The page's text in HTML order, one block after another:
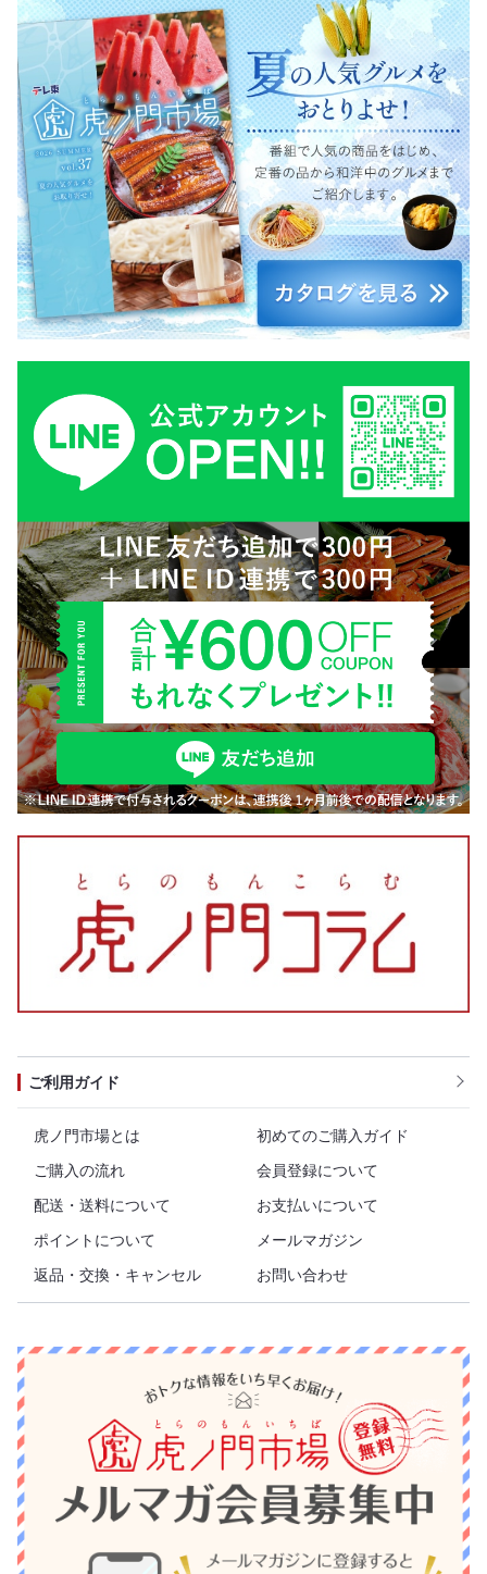
ご利用ガイド
虎ノ門市場とは
初めてのご購入ガイド
ご購入の流れ
会員登録について
配送・送料について
お支払いについて
ポイントについて
メールマガジン
返品・交換・キャンセル
お問い合わせ